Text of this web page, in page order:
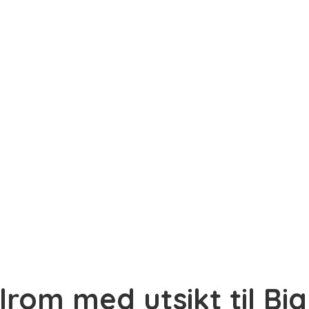
med utsikt til Big